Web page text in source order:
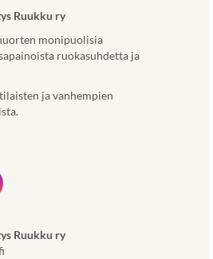
Ruukku ry
monipuolisia
ruokasuhdetta ja
ja vanhempien
Ruukku ry